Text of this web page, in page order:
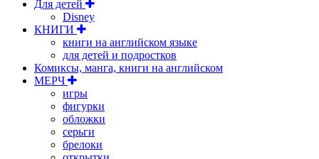
Для детей
Disney
КНИГИ
книги на английском языке
для детей и подростков
Комиксы, манга, книги на английском
МЕРЧ
игры
фигурки
обложки
серьги
брелоки